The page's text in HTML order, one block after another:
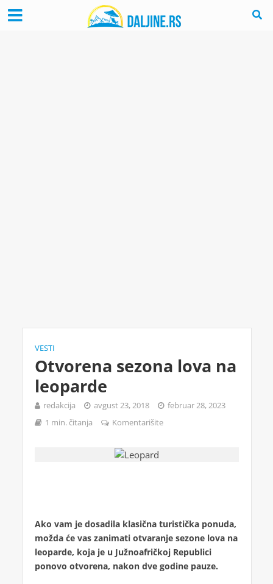
VESTI
Otvorena sezona lova na
leoparde
redakcija avgust 23, 2018
februar 28, 2023
1 min. čitanja
Komentarišite
Ako vam je dosadila klasična turistička ponuda,
možda će vas zanimati otvaranje sezone lova na
leoparde, koja je u Južnoafričkoj Republici
ponovo otvorena, nakon dve godine pauze.